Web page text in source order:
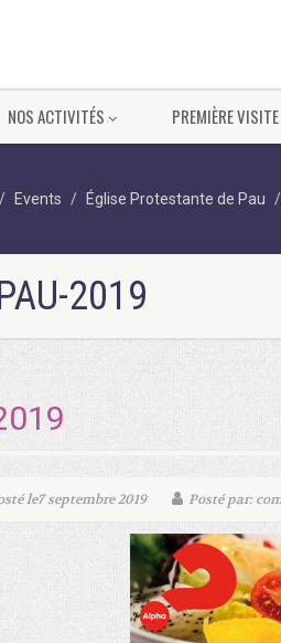
NOS ACTIVITÉS PREMIÈRE
Events Église Protestante de Pau
2019
le7 septembre 2019 Posté par: